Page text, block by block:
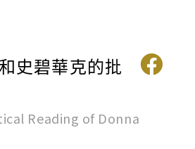
史碧華克的批
Reading of Donna